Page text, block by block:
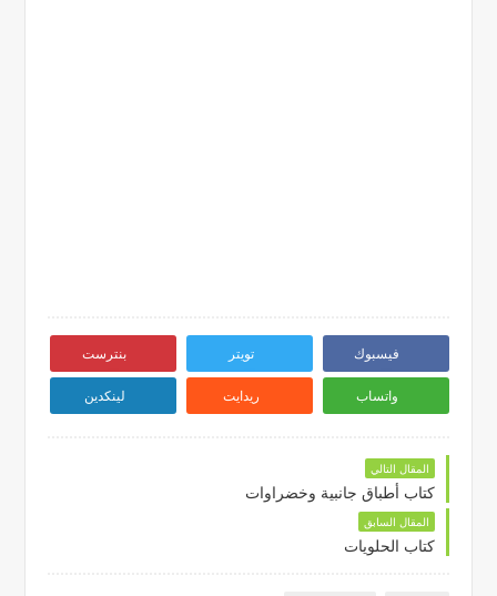
فيسبوك تويتر بنترست
واتساب ريدايت لينكدين
المقال التالي
كتاب أطباق جانبية وخضراوات
المقال السابق
كتاب الحلويات